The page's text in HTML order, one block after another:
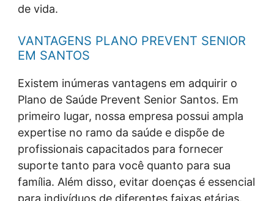
de vida.
VANTAGENS PLANO PREVENT SENIOR
EM SANTOS
Existem inúmeras vantagens em adquirir o
Plano de Saúde Prevent Senior Santos. Em
primeiro lugar, nossa empresa possui ampla
expertise no ramo da saúde e dispõe de
profissionais capacitados para fornecer
suporte tanto para você quanto para sua
família. Além disso, evitar doenças é essencial
para indivíduos de diferentes faixas etárias.